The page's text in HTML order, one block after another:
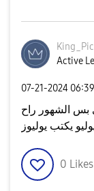
Active
‎07-21-2024
بس الشهور راح
يكتب يوليوز
0 Likes